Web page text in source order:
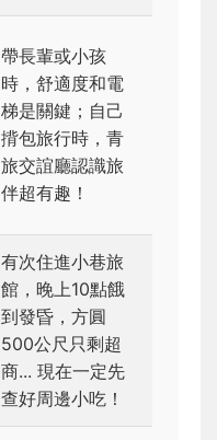
帶長輩或小孩
時，舒適度和電
梯是關鍵；自己
揹包旅行時，青
旅交誼廳認識旅
伴超有趣！
有次住進小巷旅
館，晚上10點餓
到發昏，方圓
500公尺只剩超
商... 現在一定先
查好周邊小吃！